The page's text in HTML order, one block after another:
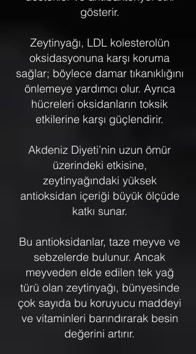
gösterir.
Zeytinyağı, LDL kolesterolün
oksidasyonuna karşı koruma
sağlar; böylece damar tıkanıklığını
önlemeye yardımcı olur. Ayrıca
hücreleri oksidanların toksik
etkilerine karşı güçlendirir.
​Akdeniz Diyeti’nin uzun ömür
üzerindeki etkisine,
zeytinyağındaki yüksek
antioksidan içeriği büyük ölçüde
katkı sunar.
Bu antioksidanlar, taze meyve ve
sebzelerde bulunur. Ancak
meyveden elde edilen tek yağ
türü olan zeytinyağı, bünyesinde
çok sayıda bu koruyucu maddeyi
ve vitaminleri barındırarak besin
değerini artırır.